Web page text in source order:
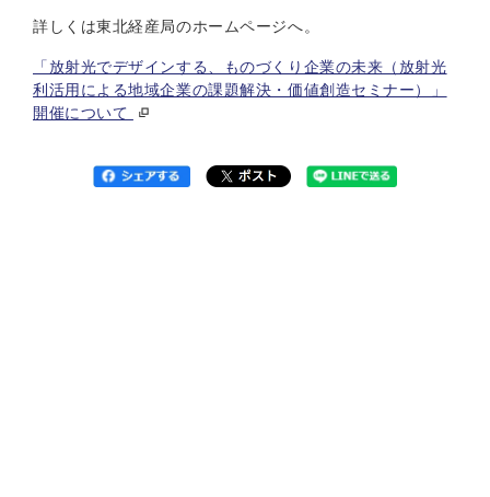
詳しくは東北経産局のホームページへ。
「放射光でデザインする、ものづくり企業の未来（放射光
利活用による地域企業の課題解決・価値創造セミナー）」
開催について